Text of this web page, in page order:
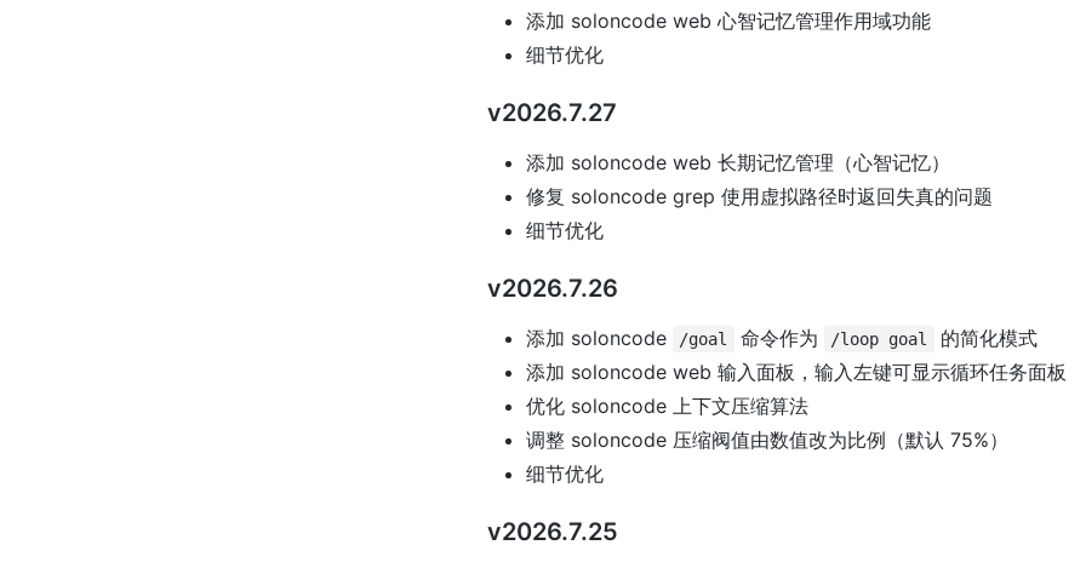
添加 soloncode web 心智记忆管理作用域功能
细节优化
v2026.7.27
添加 soloncode web 长期记忆管理（心智记忆）
修复 soloncode grep 使用虚拟路径时返回失真的问题
细节优化
v2026.7.26
添加 soloncode /goal 命令作为 /loop goal
的简化模式
添加 soloncode web 输入面板，输入左键可显示循环任务面板
优化 soloncode 上下文压缩算法
调整 soloncode 压缩阀值由数值改为比例（默认 75%）
细节优化
v2026.7.25